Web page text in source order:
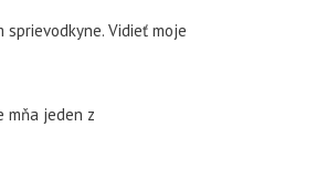
Vidieť moje
mňa jeden z